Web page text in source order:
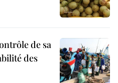
de sa
des